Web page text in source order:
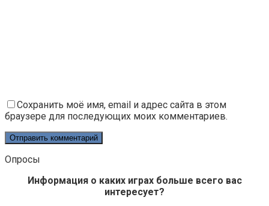
Сохранить моё имя, email и адрес сайта в этом
браузере для последующих моих комментариев.
Опросы
Информация о каких играх больше всего вас
интересует?